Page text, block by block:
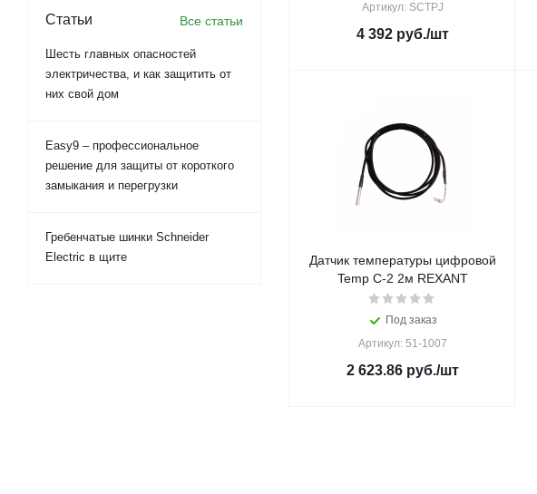
Артикул: SCTPJ
4 392руб./шт
Датчик температуры цифровой
Temp С-2 2м REXANT
Под заказ
Артикул: 51-1007
2 623.86руб./шт
Статьи Все статьи
Шесть главных опасностей
электричества, и как защитить от
них свой дом
Easy9 – профессиональное
решение для защиты от короткого
замыкания и перегрузки
Гребенчатые шинки Schneider
Electric в щите